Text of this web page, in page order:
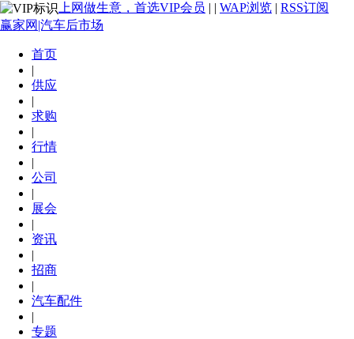
上网做生意，首选VIP会员 | | WAP浏览 | RSS订阅
赢家网|汽车后市场
首页
|
供应
|
求购
|
行情
|
公司
|
展会
|
资讯
|
招商
|
汽车配件
|
专题